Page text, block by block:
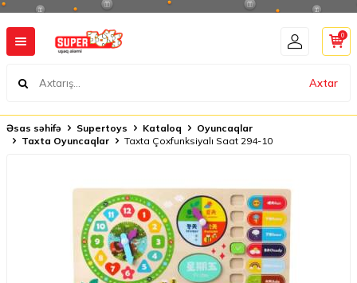
Axtar
0
Əsas səhifə Supertoys Kataloq
Oyuncaqlar
Taxta Oyuncaqlar
Taxta Çoxfunksiyalı Saat 294-10